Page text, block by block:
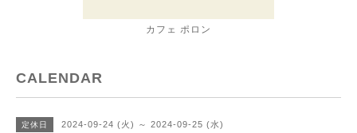
カフェ ポロン
CALENDAR
定休日 2024-09-24 (火) ～ 2024-09-25 (水)